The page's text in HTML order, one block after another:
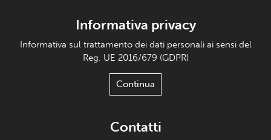
Informativa privacy
Informativa sul trattamento dei dati personali ai sensi del
Reg. UE 2016/679 (GDPR)
Continua
Contatti